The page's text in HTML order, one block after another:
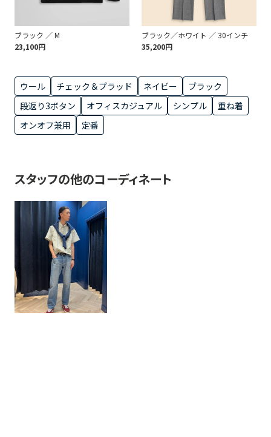
ブラック ／ M
23,100円
ブラック／ホワイト ／ 30インチ
35,200円
ウール チェック＆プラッド ネイビー
ブラック
段返り3ボタン
オフィスカジュアル シンプル
重ね着
オンオフ兼用
定番
スタッフの他のコーディネート